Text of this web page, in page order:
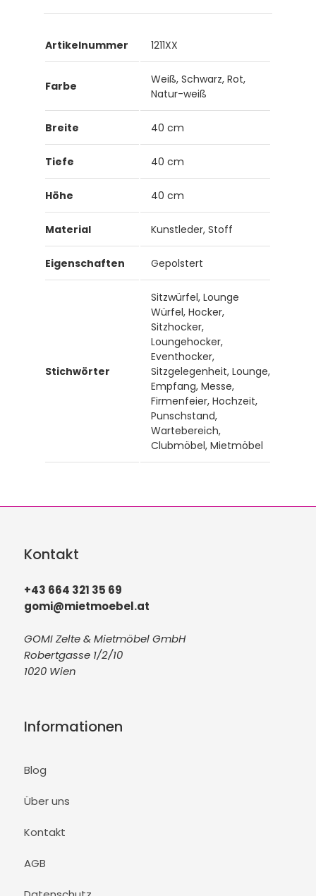
Artikelnummer 1211XX
Farbe
Weiß, Schwarz, Rot,
Natur-weiß
Breite 40 cm
Tiefe 40 cm
Höhe 40 cm
Material Kunstleder, Stoff
Eigenschaften Gepolstert
Stichwörter
Sitzwürfel, Lounge
Würfel, Hocker,
Sitzhocker,
Loungehocker,
Eventhocker,
Sitzgelegenheit, Lounge,
Empfang, Messe,
Firmenfeier, Hochzeit,
Punschstand,
Wartebereich,
Clubmöbel, Mietmöbel
Kontakt
+43 664 321 35 69
gomi@mietmoebel.at
GOMI Zelte & Mietmöbel GmbH
Robertgasse 1/2/10
1020 Wien
Informationen
Blog
Über uns
Kontakt
AGB